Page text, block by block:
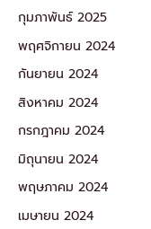
กุมภาพันธ์ 2025
พฤศจิกายน 2024
กันยายน 2024
สิงหาคม 2024
กรกฎาคม 2024
มิถุนายน 2024
พฤษภาคม 2024
เมษายน 2024